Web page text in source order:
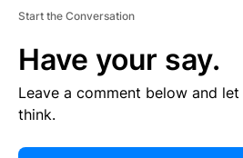
Start the Conversation
Have your say.
Leave a comment below and
think.